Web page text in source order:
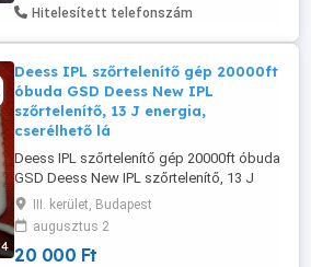
Hitelesített telefonszám
4
Deess IPL szőrtelenítő gép 20000ft
óbuda GSD Deess New IPL
szőrtelenítő, 13 J energia,
cserélhető lá
Deess IPL szőrtelenítő gép 20000ft óbuda
GSD Deess New IPL szőrtelenítő, 13 J
energia, cserélhető lámpa, 350.000
villanás, bőrérzékelő, 5 energia szint
Személyes átvételre Budapest 3
Kerületben van lehetőség, lakcimemen
III. kerület, Budapest
augusztus 2
20 000 Ft